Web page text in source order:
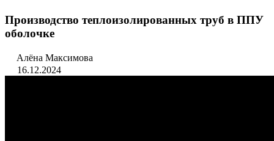
Производство теплоизолированных труб в ППУ
оболочке
Алёна Максимова
16.12.2024